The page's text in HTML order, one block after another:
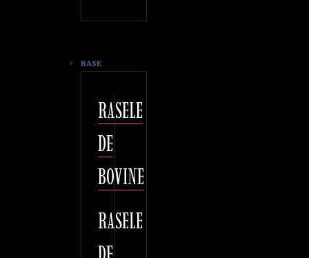
RASE
RASELE
DE
BOVINE
RASELE